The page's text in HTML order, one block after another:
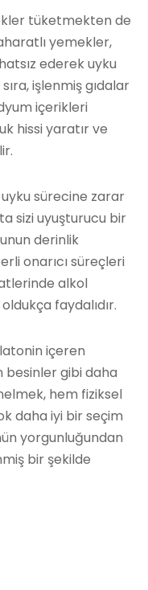
tüketmekten de
yemekler,
ederek uyku
işlenmiş gıdalar
içerikleri
hissi yaratır ve
sürecine zarar
sizi uyuşturucu bir
derinlik
onarıcı süreçleri
alkol
faydalıdır.
içeren
besinler gibi daha
hem fiziksel
daha iyi bir seçim
yorgunluğundan
bir şekilde